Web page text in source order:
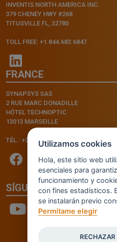
INVENTIS NORTH AMERICA INC.
379 CHENEY HWY #268
TITUSVILLE FL, 32780
TOLL FREE: +1.844.683.6847
FRANCE
SYNAPSYS SAS
2 RUE MARC DONADILLE
HÔTEL TECHNOPTIC
13013 MARSEILLE
TÉL.: +33.4.91.11.75.75
SÍGUENOS
Utilizamos cookies
Hola, este sitio web
esenciales para
funcionamiento y
con fines estadísticos.
se instalarán previo
Permítame elegir
RECHAZAR